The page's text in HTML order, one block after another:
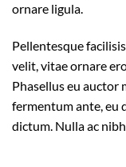
ornare ligula.
Pellentesque
velit, vitae ornare
Phasellus eu auctor
fermentum ante, eu
dictum. Nulla ac